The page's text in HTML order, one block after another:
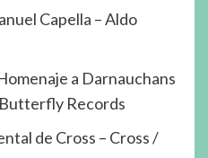
Capella – Aldo
a Darnauchans
Records
de Cross – Cross /